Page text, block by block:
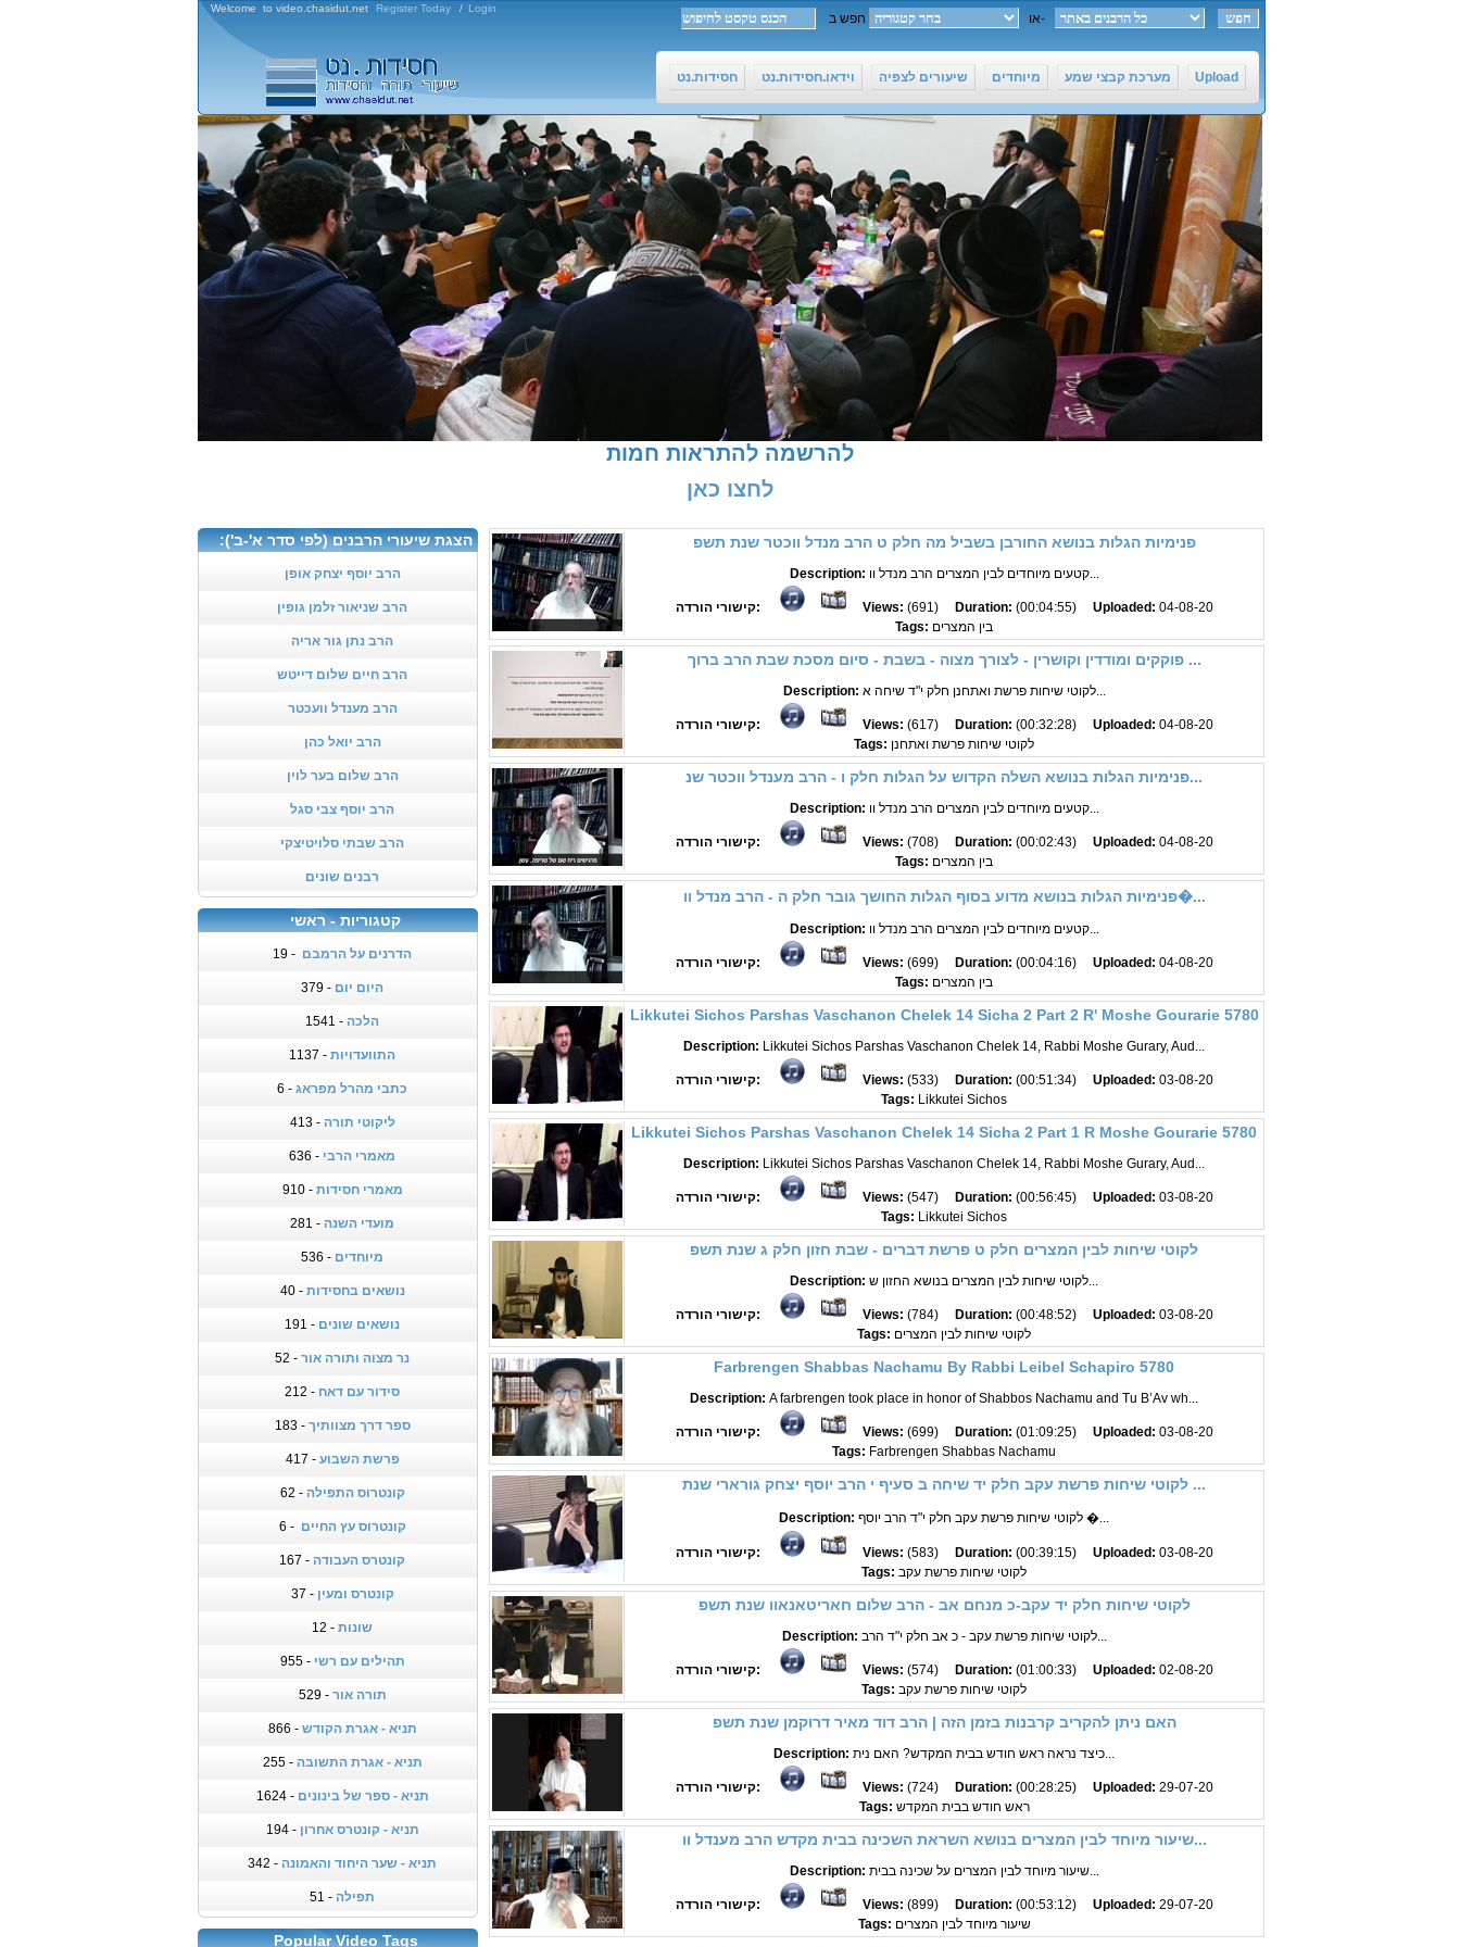
Welcome to video.chasidut.net Register Today / Login
אוחפש ב-
חסידות.נט וידאו.חסידות.נט שיעורים לצפיה מיוחדים מערכת קבצי שמע Upload
להרשמה להתראות חמות
לחצו כאן
הצגת שיעורי הרבנים (לפי סדר א'-ב'):
הרב יוסף יצחק אופן
הרב שניאור זלמן גופין
הרב נתן גור אריה
הרב חיים שלום דייטש
הרב מענדל וועכטר
הרב יואל כהן
הרב שלום בער לוין
הרב יוסף צבי סגל
הרב שבתי סלויטיצקי
רבנים שונים
קטגוריות - ראשי
הדרנים על הרמבם - 19
היום יום - 379
הלכה - 1541
התוועדויות - 1137
כתבי מהרל מפראג - 6
ליקוטי תורה - 413
מאמרי הרבי - 636
מאמרי חסידות - 910
מועדי השנה - 281
מיוחדים - 536
נושאים בחסידות - 40
נושאים שונים - 191
נר מצוה ותורה אור - 52
סידור עם דאח - 212
ספר דרך מצוותיך - 183
פרשת השבוע - 417
קונטרוס התפילה - 62
קונטרוס עץ החיים - 6
קונטרס העבודה - 167
קונטרס ומעין - 37
שונות - 12
תהילים עם רשי - 955
תורה אור - 529
תניא - אגרת הקודש - 866
תניא - אגרת התשובה - 255
תניא - ספר של בינונים - 1624
תניא - קונטרס אחרון - 194
תניא - שער היחוד והאמונה - 342
תפילה - 51
Popular Video Tags
פנימיות הגלות בנושא החורבן בשביל מה חלק ט הרב מנדל ווכטר שנת תשפ
Description: קטעים מיוחדים לבין המצרים הרב מנדל וו...
קישורי הורדה: Views: (691) Duration: (00:04:55) Uploaded: 04-08-20
Tags: בין המצרים
פוקקים ומודדין וקושרין - לצורך מצוה - בשבת - סיום מסכת שבת הרב ברוך ...
Description: לקוטי שיחות פרשת ואתחנן חלק י"ד שיחה א...
קישורי הורדה: Views: (617) Duration: (00:32:28) Uploaded: 04-08-20
Tags: לקוטי שיחות פרשת ואתחנן
פנימיות הגלות בנושא השלה הקדוש על הגלות חלק ו - הרב מענדל ווכטר שנ...
Description: קטעים מיוחדים לבין המצרים הרב מנדל וו...
קישורי הורדה: Views: (708) Duration: (00:02:43) Uploaded: 04-08-20
Tags: בין המצרים
פנימיות הגלות בנושא מדוע בסוף הגלות החושך גובר חלק ה - הרב מנדל וו�...
Description: קטעים מיוחדים לבין המצרים הרב מנדל וו...
קישורי הורדה: Views: (699) Duration: (00:04:16) Uploaded: 04-08-20
Tags: בין המצרים
Likkutei Sichos Parshas Vaschanon Chelek 14 Sicha 2 Part 2 R' Moshe Gourarie 5780
Description: Likkutei Sichos Parshas Vaschanon Chelek 14, Rabbi Moshe Gurary, Aud...
קישורי הורדה: Views: (533) Duration: (00:51:34) Uploaded: 03-08-20
Tags: Likkutei Sichos
Likkutei Sichos Parshas Vaschanon Chelek 14 Sicha 2 Part 1 R Moshe Gourarie 5780
Description: Likkutei Sichos Parshas Vaschanon Chelek 14, Rabbi Moshe Gurary, Aud...
קישורי הורדה: Views: (547) Duration: (00:56:45) Uploaded: 03-08-20
Tags: Likkutei Sichos
לקוטי שיחות לבין המצרים חלק ט פרשת דברים - שבת חזון חלק ג שנת תשפ
Description: לקוטי שיחות לבין המצרים בנושא החזון ש...
קישורי הורדה: Views: (784) Duration: (00:48:52) Uploaded: 03-08-20
Tags: לקוטי שיחות לבין המצרים
Farbrengen Shabbas Nachamu By Rabbi Leibel Schapiro 5780
Description: A farbrengen took place in honor of Shabbos Nachamu and Tu B’Av wh...
קישורי הורדה: Views: (699) Duration: (01:09:25) Uploaded: 03-08-20
Tags: Farbrengen Shabbas Nachamu
לקוטי שיחות פרשת עקב חלק יד שיחה ב סעיף י הרב יוסף יצחק גורארי שנת ...
Description: לקוטי שיחות פרשת עקב חלק י"ד הרב יוסף �...
קישורי הורדה: Views: (583) Duration: (00:39:15) Uploaded: 03-08-20
Tags: לקוטי שיחות פרשת עקב
לקוטי שיחות חלק יד עקב-כ מנחם אב - הרב שלום חאריטאנאוו שנת תשפ
Description: לקוטי שיחות פרשת עקב - כ אב חלק י"ד הרב...
קישורי הורדה: Views: (574) Duration: (01:00:33) Uploaded: 02-08-20
Tags: לקוטי שיחות פרשת עקב
האם ניתן להקריב קרבנות בזמן הזה | הרב דוד מאיר דרוקמן שנת תשפ
Description: כיצד נראה ראש חודש בבית המקדש? האם נית...
קישורי הורדה: Views: (724) Duration: (00:28:25) Uploaded: 29-07-20
Tags: ראש חודש בבית המקדש
שיעור מיוחד לבין המצרים בנושא השראת השכינה בבית מקדש הרב מענדל וו...
Description: שיעור מיוחד לבין המצרים על שכינה בבית...
קישורי הורדה: Views: (899) Duration: (00:53:12) Uploaded: 29-07-20
Tags: שיעור מיוחד לבין המצרים